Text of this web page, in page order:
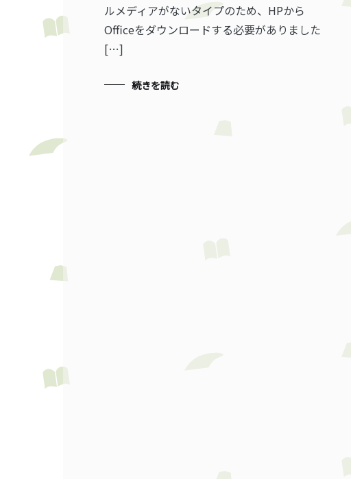
ルメディアがないタイプのため、HPから
Officeをダウンロードする必要がありました
[…]
続きを読む